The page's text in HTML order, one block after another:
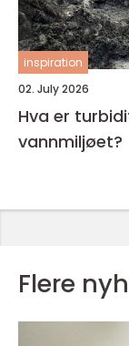
inspiration
02. July 2026
Hva er
vannmiljøet?
Flere